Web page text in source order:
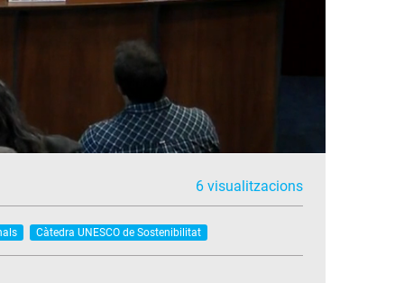
6 visualitzacions
Càtedra UNESCO de Sostenibilitat